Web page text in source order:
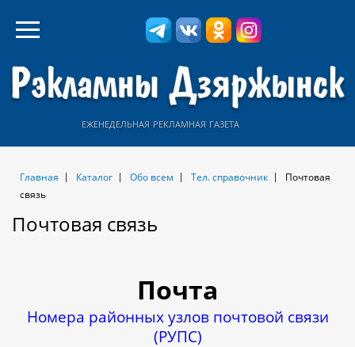
еженедельная рекламная газета
Главная Каталог Обо всем Тел. справочник
Почтовая
связь
Почтовая связь
Почта
Номера районных узлов почтовой связи
(РУПС)